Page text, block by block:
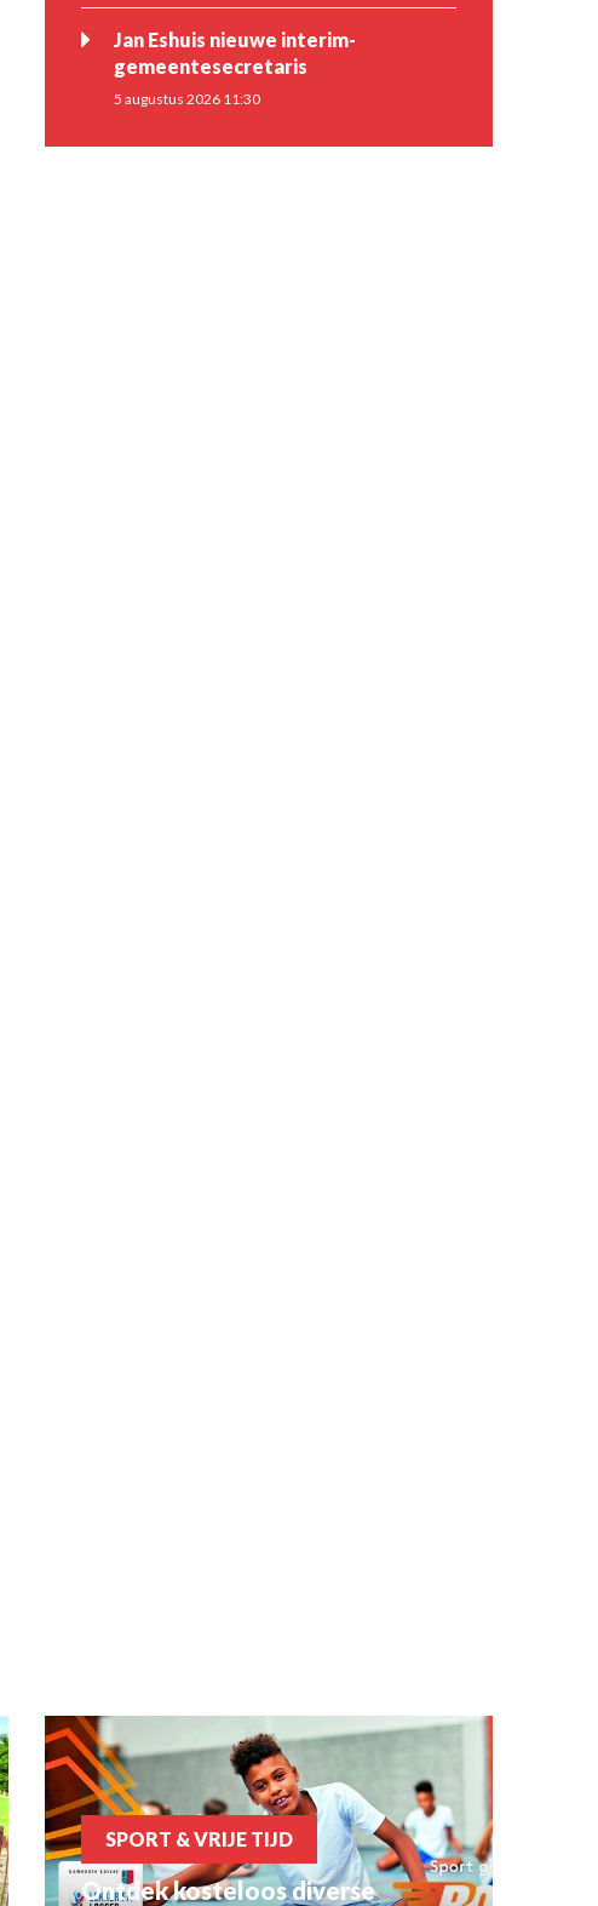
Jan Eshuis nieuwe interim-
gemeentesecretaris
5 augustus 2026 11:30
SPORT & VRIJE TIJD
Ontdek kosteloos diverse